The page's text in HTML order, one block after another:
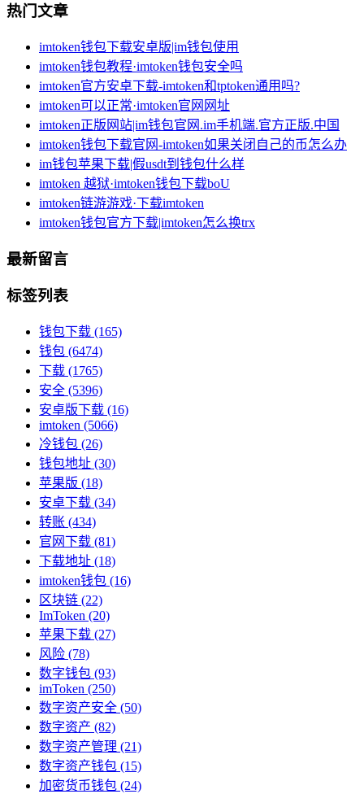
热门文章
imtoken钱包下载安卓版|im钱包使用
imtoken钱包教程·imtoken钱包安全吗
imtoken官方安卓下载-imtoken和tptoken通用吗?
imtoken可以正常·imtoken官网网址
imtoken正版网站|im钱包官网.im手机端.官方正版.中国
imtoken钱包下载官网-imtoken如果关闭自己的币怎么办
im钱包苹果下载|假usdt到钱包什么样
imtoken 越狱·imtoken钱包下载boU
imtoken链游游戏·下载imtoken
imtoken钱包官方下载|imtoken怎么换trx
最新留言
标签列表
钱包下载 (165)
钱包 (6474)
下载 (1765)
安全 (5396)
安卓版下载 (16)
imtoken (5066)
冷钱包 (26)
钱包地址 (30)
苹果版 (18)
安卓下载 (34)
转账 (434)
官网下载 (81)
下载地址 (18)
imtoken钱包 (16)
区块链 (22)
ImToken (20)
苹果下载 (27)
风险 (78)
数字钱包 (93)
imToken (250)
数字资产安全 (50)
数字资产 (82)
数字资产管理 (21)
数字资产钱包 (15)
加密货币钱包 (24)